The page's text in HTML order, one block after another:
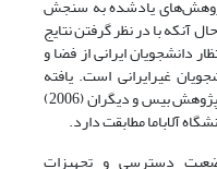
پژوهش‌های یادشده به سنجش
آنکه با در نظر گرفتن نتایج
دانشجویان ایرانی از فضا و
غیرایرانی است. یافته
پژوهش در مورد فضا و مکان کتابخانه با پژوهش بیس و دیگران (2006)
آلاباما مطابقت دارد.
دسترسی و تجهیزات